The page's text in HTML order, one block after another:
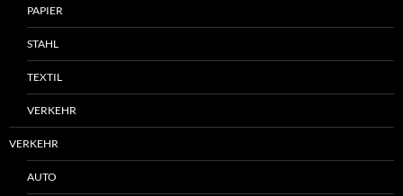
PAPIER
STAHL
TEXTIL
VERKEHR
VERKEHR
AUTO